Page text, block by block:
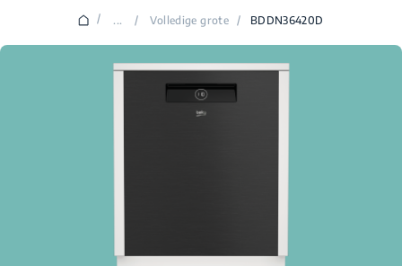
/ ... / Volledige grote / BDDN36420D